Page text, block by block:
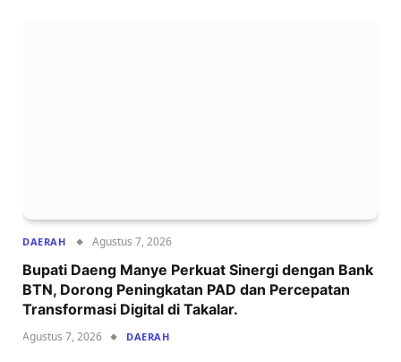
DAERAH Agustus 7, 2026
Bupati Daeng Manye Perkuat Sinergi dengan Bank
BTN, Dorong Peningkatan PAD dan Percepatan
Transformasi Digital di Takalar.
Agustus 7, 2026 DAERAH